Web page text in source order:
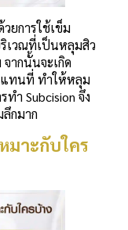
ยการใช้เข็ม
เวณที่เป็นหลุมสิว
ากนั้นจะเกิด
แทนที่ ทำให้หลุม
ำ Subcision จึง
กมาก
มาะกับใคร